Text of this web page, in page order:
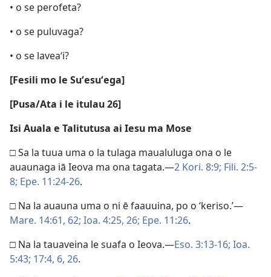
• o se perofeta?
• o se puluvaga?
• o se laveaʻi?
[Fesili mo le Suʻesuʻega]
[Pusa/Ata i le itulau 26]
Isi Auala e Talitutusa ai Iesu ma Mose
□ Sa la tuua uma o la tulaga maualuluga ona o le
auaunaga iā Ieova ma ona tagata.—2 Kori. 8:9; Fili. 2:5-
8; Epe. 11:24-26.
□ Na la auauna uma o ni ē faauuina, po o ‘keriso.’—
Mare. 14:61, 62; Ioa. 4:25, 26; Epe. 11:26.
□ Na la tauaveina le suafa o Ieova.—Eso. 3:13-16; Ioa.
5:43; 17:4, 6, 26.